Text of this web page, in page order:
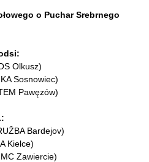
o Puchar Srebrnego
Olkusz)
Sosnowiec)
Pawęzów)
Bardejov)
Kielce)
Zawiercie)